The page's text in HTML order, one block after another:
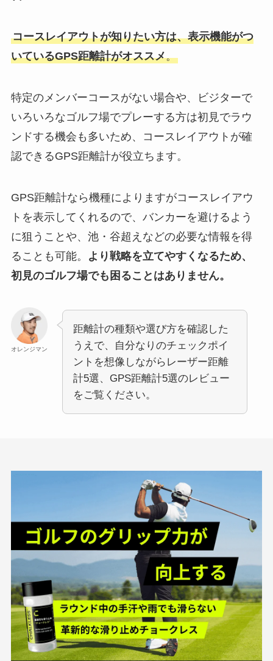
コースレイアウトが知りたい方は、表示機能がつ
いているGPS距離計がオススメ。
特定のメンバーコースがない場合や、ビジターで
いろいろなゴルフ場でプレーする方は初見でラウ
ンドする機会も多いため、コースレイアウトが確
認できるGPS距離計が役立ちます。
GPS距離計なら機種によりますがコースレイアウ
トを表示してくれるので、バンカーを避けるよう
に狙うことや、池・谷超えなどの必要な情報を得
ることも可能。
より戦略を立てやすくなるため、
初見のゴルフ場でも困ることはありません。
オレンジマン
距離計の種類や選び方を確認した
うえで、自分なりのチェックポイ
ントを想像しながらレーザー距離
計5選、GPS距離計5選のレビュー
をご覧ください。